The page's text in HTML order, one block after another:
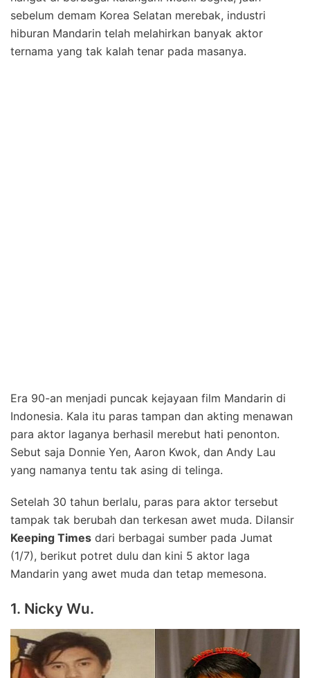
sebelum demam Korea Selatan merebak, industri
hiburan Mandarin telah melahirkan banyak aktor
ternama yang tak kalah tenar pada masanya.
Era 90-an menjadi puncak kejayaan film Mandarin di
Indonesia. Kala itu paras tampan dan akting menawan
para aktor laganya berhasil merebut hati penonton.
Sebut saja Donnie Yen, Aaron Kwok, dan Andy Lau
yang namanya tentu tak asing di telinga.
Setelah 30 tahun berlalu, paras para aktor tersebut
tampak tak berubah dan terkesan awet muda. Dilansir
Keeping Times dari berbagai sumber pada Jumat
(1/7), berikut potret dulu dan kini 5 aktor laga
Mandarin yang awet muda dan tetap memesona.
1. Nicky Wu.